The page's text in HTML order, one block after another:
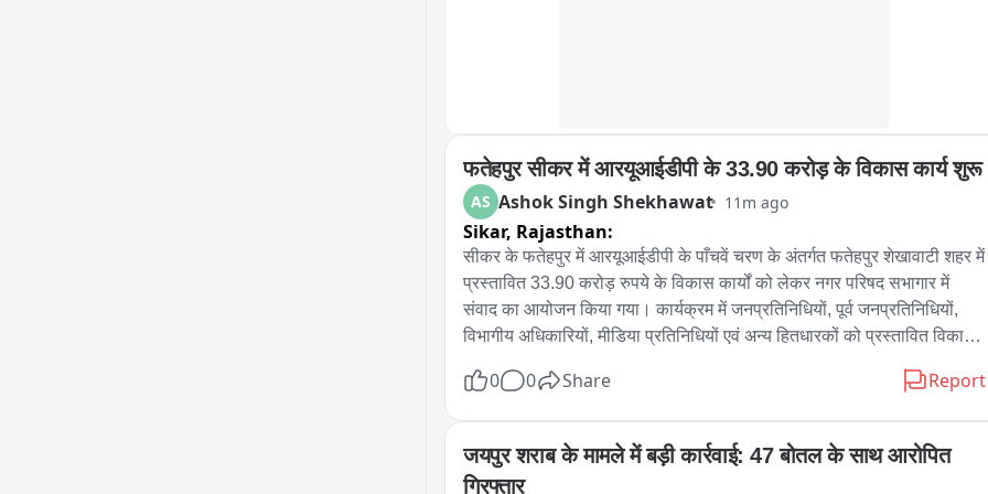
फतेहपुर सीकर में आरयूआईडीपी के 33.90 करोड़ के विकास कार्य शुरू
AS Ashok Singh Shekhawat 11m ago
Sikar, Rajasthan:
सीकर के फतेहपुर में आरयूआईडीपी के पाँचवें चरण के अंतर्गत फतेहपुर शेखावाटी शहर में
प्रस्तावित 33.90 करोड़ रुपये के विकास कार्यों को लेकर नगर परिषद सभागार में
संवाद का आयोजन किया गया। कार्यक्रम में जनप्रतिनिधियों, पूर्व जनप्रतिनिधियों,
विभागीय अधिकारियों, मीडिया प्रतिनिधियों एवं अन्य हितधारकों को प्रस्तावित विकास
अधिकारियों ने कहा कि संवाद का उद्देश्य आमजन की व्यावहारिक समस्याओं को ध्यान में
रखते हुए विभागों के बेहतर समन्वय से विकास कार्यों का क्रियान्वयन सुनिश्चित करना
0 0 Share Report
जयपुर शराब के मामले में बड़ी कार्रवाई: 47 बोतल के साथ आरोपित
गिरफ्तार